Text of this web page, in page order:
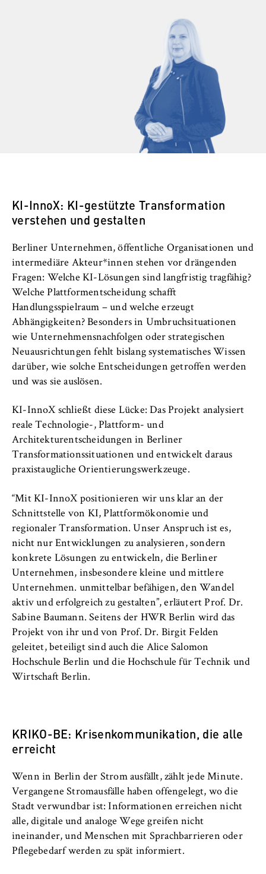
KI-InnoX: KI-gestützte Transformation
verstehen und gestalten
Berliner Unternehmen, öffentliche Organisationen und
intermediäre Akteur*innen stehen vor drängenden
Fragen: Welche KI-Lösungen sind langfristig tragfähig?
Welche Plattformentscheidung schafft
Handlungsspielraum – und welche erzeugt
Abhängigkeiten? Besonders in Umbruchsituationen
wie Unternehmensnachfolgen oder strategischen
Neuausrichtungen fehlt bislang systematisches Wissen
darüber, wie solche Entscheidungen getroffen werden
und was sie auslösen.
KI-InnoX schließt diese Lücke: Das Projekt analysiert
reale Technologie-, Plattform- und
Architekturentscheidungen in Berliner
Transformationssituationen und entwickelt daraus
praxistaugliche Orientierungswerkzeuge.
“Mit KI-InnoX positionieren wir uns klar an der
Schnittstelle von KI, Plattformökonomie und
regionaler Transformation. Unser Anspruch ist es,
nicht nur Entwicklungen zu analysieren, sondern
konkrete Lösungen zu entwickeln, die Berliner
Unternehmen, insbesondere kleine und mittlere
Unternehmen. unmittelbar befähigen, den Wandel
aktiv und erfolgreich zu gestalten”, erläutert Prof. Dr.
Sabine Baumann. Seitens der HWR Berlin wird das
Projekt von ihr und von Prof. Dr. Birgit Felden
geleitet, beteiligt sind auch die Alice Salomon
Hochschule Berlin und die Hochschule für Technik und
Wirtschaft Berlin.
KRIKO-BE: Krisenkommunikation, die alle
erreicht
Wenn in Berlin der Strom ausfällt, zählt jede Minute.
Vergangene Stromausfälle haben offengelegt, wo die
Stadt verwundbar ist: Informationen erreichen nicht
alle, digitale und analoge Wege greifen nicht
ineinander, und Menschen mit Sprachbarrieren oder
Pflegebedarf werden zu spät informiert.
Erlaubt das Anzeigen und Abspielen von
eingebetteten YouTube-Videos, wobei Daten
an Google übertragen und Cookies gesetzt
STATISTIK
Matomo
Name:
_pk_id, _pk_ses, _pk_ref
Anbieter:
Matomo
Zweck:
Ermöglicht die anonyme Analyse Ihres
Nutzerverhaltens auf unserer Website, um
Hierzu werden Cookies gesetzt, die uns
helfen zu verstehen, welche Seiten am
häufigsten besucht werden.
Cookie Laufzeit:
bis zu 13 Monate